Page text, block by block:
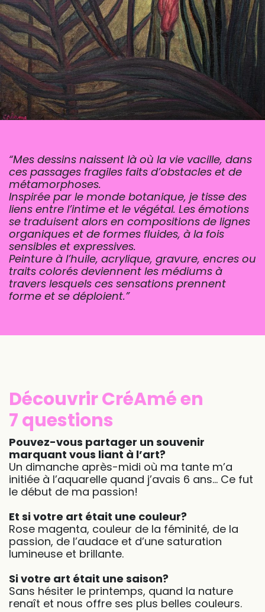
“Mes dessins naissent là où la vie vacille, dans
ces passages fragiles faits d’obstacles et de
métamorphoses.
Inspirée par le monde botanique, je tisse des
liens entre l’intime et le végétal. Les émotions
se traduisent alors en compositions de lignes
organiques et de formes fluides, à la fois
sensibles et expressives.
Peinture à l’huile, acrylique, gravure, encres ou
traits colorés deviennent les médiums à
travers lesquels ces sensations prennent
forme et se déploient.”
Découvrir CréAmé en
7 questions
Pouvez-vous partager un souvenir
marquant vous liant à l’art?
Un dimanche après-midi où ma tante m’a
initiée à l’aquarelle quand j’avais 6 ans… Ce fut
le début de ma passion!
Et si votre art était une couleur?
Rose magenta, couleur de la féminité, de la
passion, de l’audace et d’une saturation
lumineuse et brillante.
Si votre art était une saison?
Sans hésiter le printemps, quand la nature
renaît et nous offre ses plus belles couleurs.